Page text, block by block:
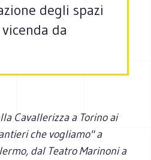
degli spazi
da
Cavallerizza a Torino ai
che vogliamo" a
dal Teatro Marinoni a